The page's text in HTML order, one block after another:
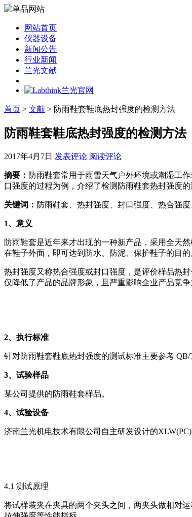
网站首页
仪器设备
新闻公告
行业新闻
兰光文献
首页 > 文献 > 防雨鞋套鞋底热封强度的检测方法
防雨鞋套鞋底热封强度的检测方法
2017年4月7日 发表评论 阅读评论
摘要 ： 防雨鞋套常用于雨雪天气户外环境或潮湿工
口强度的过程为例，介绍了检测防雨鞋套热封强度
关键词： 防雨鞋套、热封强度、封口强度、热合强
1、意义
防雨鞋套是近年来才出现的一种新产品，采用全天
在鞋子外面，即可达到防水、防泥、保护鞋子的目
热封强度又称热合强度或封口强度，是评价样品热
仅降低了产品的品牌形象，且严重影响企业产品竞
2、执行标准
针对防雨鞋套鞋底热封强度的测试标准主要参考
3、试验样品
某公司提供的防雨鞋套样品。
4、 试验设备
济南兰光机电技术有限公司自主研发设计的XLW(PC)
4.1 测试原理
将试样装夹在夹具的两个夹头之间，两夹头做相对